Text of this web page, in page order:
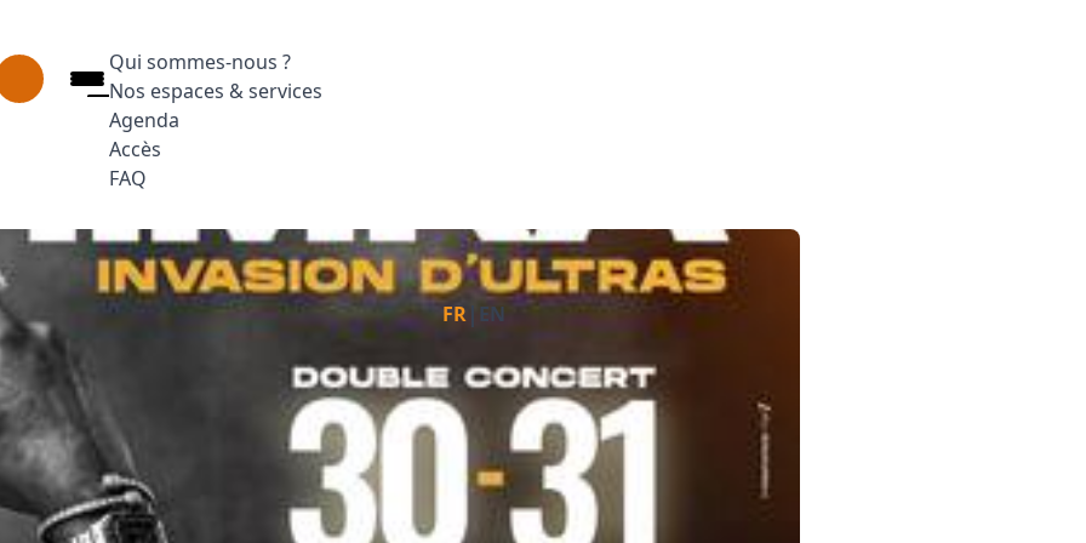
Qui sommes-nous ?
Nos espaces & services
Agenda
Accès
FAQ
Facebook
Instagram
Linkedin
FR EN